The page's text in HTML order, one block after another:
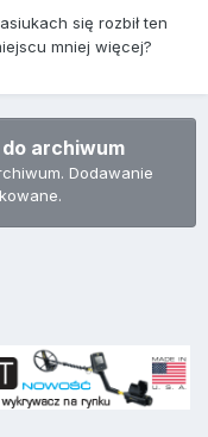
się rozbił ten
mniej więcej?
archiwum
Dodawanie